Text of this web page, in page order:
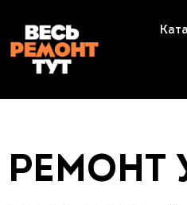
РЕМОНТ